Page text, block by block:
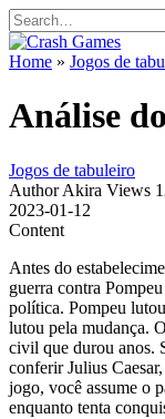
Skip
to
content
Search
for:
Home » Jogos de
Análise
Jogos de tabuleiro
Author Akira Views
2023-01-12
Content
Antes do
guerra contra
política. Pompeu
lutou pela mudança.
civil que durou anos.
conferir Julius
jogo, você assume o
enquanto tenta